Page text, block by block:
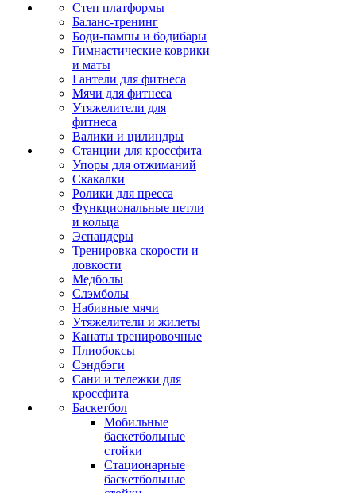
Степ платформы
Баланс-тренинг
Боди-пампы и бодибары
Гимнастические коврики
и маты
Гантели для фитнеса
Мячи для фитнеса
Утяжелители для
фитнеса
Валики и цилиндры
Станции для кроссфита
Упоры для отжиманий
Скакалки
Ролики для пресса
Функциональные петли
и кольца
Эспандеры
Тренировка скорости и
ловкости
Медболы
Слэмболы
Набивные мячи
Утяжелители и жилеты
Канаты тренировочные
Плиобоксы
Сэндбэги
Сани и тележки для
кроссфита
Баскетбол
Мобильные
баскетбольные
стойки
Стационарные
баскетбольные